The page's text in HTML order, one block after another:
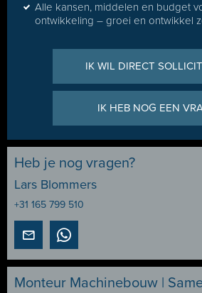
Alle kansen, middelen en budget
ontwikkeling – groei en ontwikkel
IK WIL DIRECT
IK HEB NOG EEN
Heb je nog vragen?
Lars Blommers
+31 165 799 510
Monteur Machinebouw |